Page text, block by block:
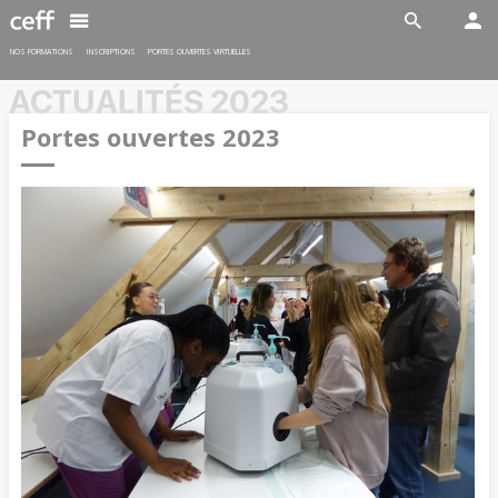
NOS FORMATIONS INSCRIPTIONS PORTES OUVERTES VIRTUELLES
ACTUALITÉS 2023
Portes ouvertes 2023
Spécialiste en restauration CFC
Maturité professionnelle post
Délai d'inscription:
Début des cours:17 août 2026
En savoir plus
Maturité professionnelle post
CFC (MPS)
Délai d'inscription:
15 février 2026
Début des cours:17 août 2026
SANTÉ-SOCIAL
En savoir plus